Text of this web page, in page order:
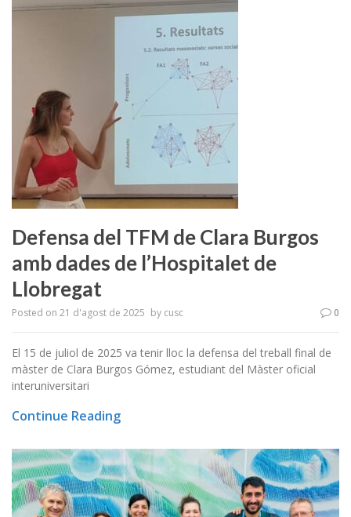
Defensa del TFM de Clara Burgos
amb dades de l’Hospitalet de
Llobregat
Posted on 21 d'agost de 2025 by cusc 0
El 15 de juliol de 2025 va tenir lloc la defensa del treball final de
màster de Clara Burgos Gómez, estudiant del Màster oficial
interuniversitari
Continue Reading